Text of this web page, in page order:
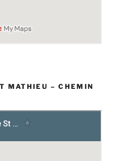
MATHIEU – CHEMIN